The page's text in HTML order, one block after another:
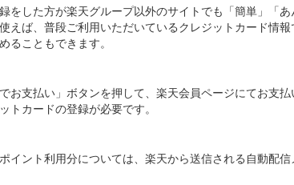
をした方が楽天グループ以外のサイトでも「簡単」「
えば、普段ご利用いただいているクレジットカード情
ることもできます。
お支払い」ボタンを押して、楽天会員ページにてお支
トカードの登録が必要です。
イント利用分については、楽天から送信される自動配